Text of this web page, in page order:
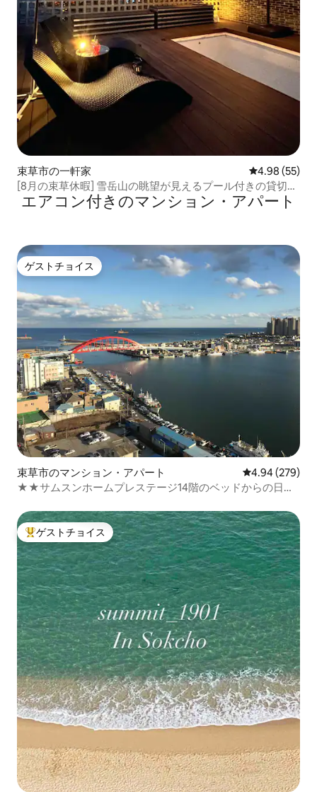
束草市の一軒家 レビュー55
4.98 (55)
[8月の束草休暇] 雪岳山の眺望が見えるプール付きの貸切ヴ
ィラ | プライベートプール | 大浦港まで5分 | Stay Do Moon
Do Moon
エアコン付きのマンション・アパート
ゲストチョイス
ゲストチョイス
束草市のマンション・アパート レビュー279
4.94 (279)
★★サムスンホームプレステージ14階のベッドからの日の
大好評のゲストチョイスです。
ゲストチョイス